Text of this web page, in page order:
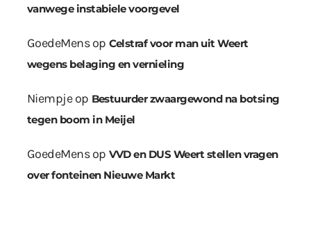
vanwege instabiele voorgevel
GoedeMensop Celstraf voor man uit Weert
wegens belaging en vernieling
Niempjeop Bestuurder zwaargewond na botsing
tegen boom in Meijel
GoedeMensop VVD en DUS Weert stellen vragen
over fonteinen Nieuwe Markt